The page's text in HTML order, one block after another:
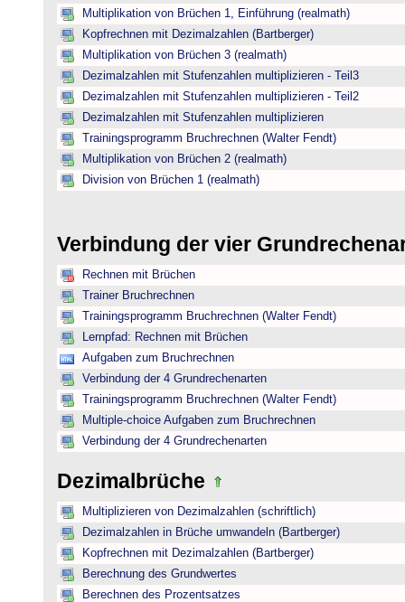
Multiplikation von Brüchen 1, Einführung (realmath)
Kopfrechnen mit Dezimalzahlen (Bartberger)
Multiplikation von Brüchen 3 (realmath)
Dezimalzahlen mit Stufenzahlen multiplizieren - Teil3
Dezimalzahlen mit Stufenzahlen multiplizieren - Teil2
Dezimalzahlen mit Stufenzahlen multiplizieren
Trainingsprogramm Bruchrechnen (Walter Fendt)
Multiplikation von Brüchen 2 (realmath)
Division von Brüchen 1 (realmath)
Verbindung der vier
Rechnen mit Brüchen
Trainer Bruchrechnen
Trainingsprogramm Bruchrechnen (Walter Fendt)
Lernpfad: Rechnen mit Brüchen
Aufgaben zum Bruchrechnen
Verbindung der 4 Grundrechenarten
Trainingsprogramm Bruchrechnen (Walter Fendt)
Multiple-choice Aufgaben zum Bruchrechnen
Verbindung der 4 Grundrechenarten
Dezimalbrüche
Multiplizieren von Dezimalzahlen (schriftlich)
Dezimalzahlen in Brüche umwandeln (Bartberger)
Kopfrechnen mit Dezimalzahlen (Bartberger)
Berechnung des Grundwertes
Berechnen des Prozentsatzes